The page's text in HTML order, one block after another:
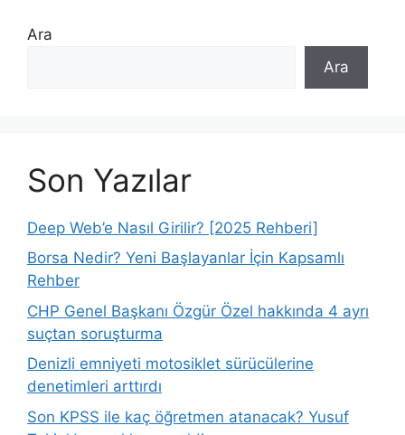
Ara
Ara
Son Yazılar
Deep Web’e Nasıl Girilir? [2025 Rehberi]
Borsa Nedir? Yeni Başlayanlar İçin Kapsamlı
Rehber
CHP Genel Başkanı Özgür Özel hakkında 4 ayrı
suçtan soruşturma
Denizli emniyeti motosiklet sürücülerine
denetimleri arttırdı
Son KPSS ile kaç öğretmen atanacak? Yusuf